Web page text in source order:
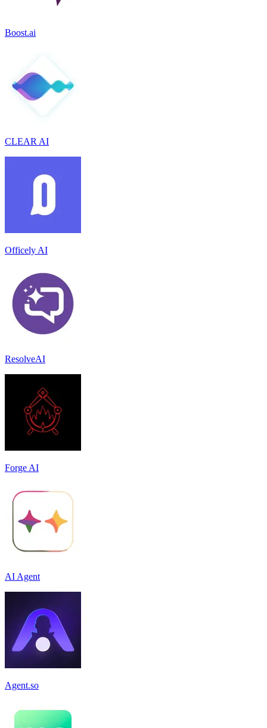
Boost.ai
CLEAR AI
Officely AI
ResolveAI
Forge AI
AI Agent
Agent.so